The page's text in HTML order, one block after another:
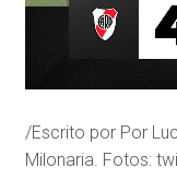
/Escrito por Por
Milonaria. Fotos: